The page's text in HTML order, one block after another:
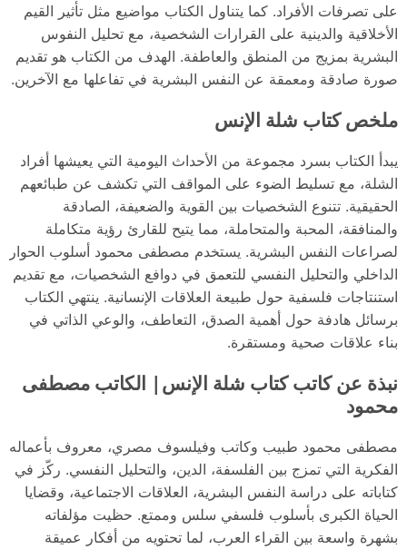
على تصرفات الأفراد. كما يتناول الكتاب مواضيع مثل تأثير القيم
الأخلاقية والدينية على القرارات الشخصية، مع تحليل النفوس
البشرية بمزيج من المنطق والعاطفة. الهدف من الكتاب هو تقديم
صورة صادقة ومعمقة عن النفس البشرية في تفاعلها مع الآخرين.
ملخص كتاب شلة الإنس
يبدأ الكتاب بسرد مجموعة من الأحداث اليومية التي يعيشها أفراد
الشلة، مع تسليط الضوء على المواقف التي تكشف عن طبائعهم
الحقيقية. تتنوع الشخصيات بين القوية والضعيفة، الصادقة
والمنافقة، المحبة والمتحاملة، مما يتيح للقارئ رؤية متكاملة
لصراعات النفس البشرية. يستخدم مصطفى محمود أسلوب الحوار
الداخلي والتحليل النفسي للتعمق في دوافع الشخصيات، مع تقديم
استنتاجات فلسفية حول طبيعة العلاقات الإنسانية. ينتهي الكتاب
برسائل هادفة حول أهمية الصدق، التعاطف، والوعي الذاتي في
بناء علاقات صحية ومستقرة.
نبذة عن كاتب كتاب شلة الإنس| الكاتب مصطفى
محمود
مصطفى محمود طبيب وكاتب وفيلسوف مصري، معروف بأعماله
الفكرية التي تمزج بين الفلسفة، الدين، والتحليل النفسي. ركّز في
كتاباته على دراسة النفس البشرية، العلاقات الاجتماعية، وقضايا
الحياة الكبرى بأسلوب فلسفي سلس وممتع. حظيت مؤلفاته
بشهرة واسعة بين القراء العرب، لما تحتويه من أفكار عميقة